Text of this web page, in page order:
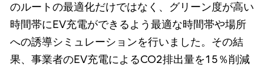
のルートの最適化だけではなく、グリーン度が高い
時間帯にEV充電ができるよう最適な時間帯や場所
への誘導シミュレーションを行いました。その結
果、事業者のEV充電によるCO2排出量を15％削減